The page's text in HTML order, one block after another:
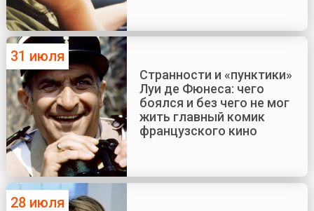
31 июля
Странности и «пунктики»
Луи де Фюнеса: чего
боялся и без чего не мог
жить главный комик
французского кино
28 июля